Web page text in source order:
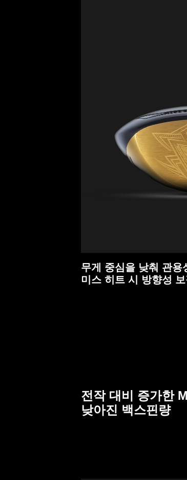
무게 중심을 낮춰 관용
미스 히트 시 방향성
전작 대비 증가한
낮아진 백스핀량